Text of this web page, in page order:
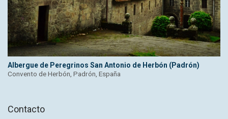
Albergue de Peregrinos San Antonio de Herbón (Padrón)
Convento de Herbón, Padrón, España
Contacto